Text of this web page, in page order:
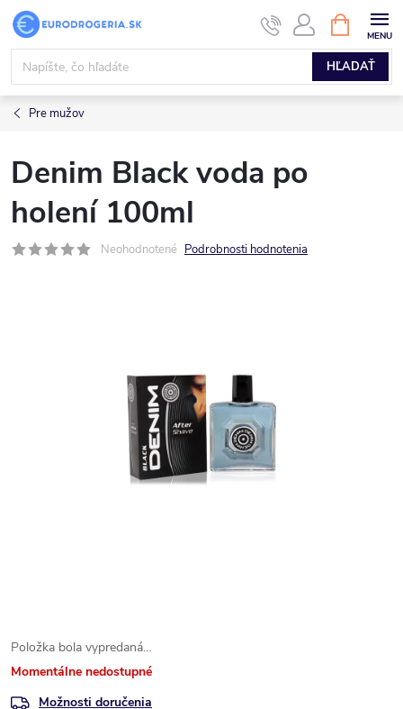
Prejsť
obsah
HĽADAŤ
KOŠÍK
Pre mužov
Denim Black voda po
holení 100ml
Neohodnotené Podrobnosti hodnotenia
Položka bola vypredaná…
Momentálne nedostupné
Možnosti doručenia